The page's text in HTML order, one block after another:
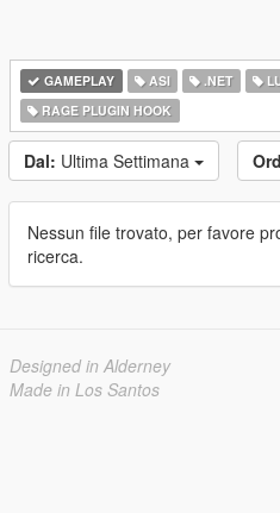
GAMEPLAY ASI .NET
RAGE PLUGIN HOOK
Dal: Ultima Settimana
Nessun file trovato, per favore
ricerca.
Designed in Alderney
Made in Los Santos